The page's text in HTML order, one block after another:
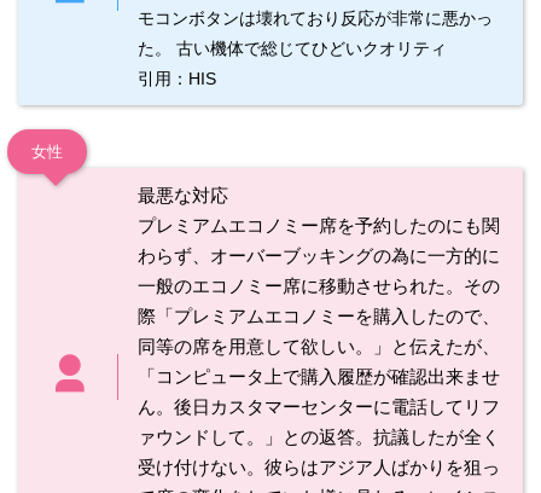
モコンボタンは壊れており反応が非常に悪かっ
た。 古い機体で総じてひどいクオリティ
引用：HIS
女性
最悪な対応
プレミアムエコノミー席を予約したのにも関
わらず、オーバーブッキングの為に一方的に
一般のエコノミー席に移動させられた。その
際「プレミアムエコノミーを購入したので、
同等の席を用意して欲しい。」と伝えたが、
「コンピュータ上で購入履歴が確認出来ませ
ん。後日カスタマーセンターに電話してリフ
ァウンドして。」との返答。抗議したが全く
受け付けない。彼らはアジア人ばかりを狙っ